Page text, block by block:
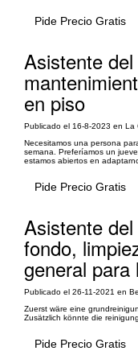
Pide Precio Gratis
Asistente
en piso
Publicado el 16-8-2023 en La
Necesitamos una persona
semana. Preferíamos un
estamos abiertos en
Pide Precio Gratis
Asistente
fondo,
general para
Publicado el 26-11-2021 en
Zuerst wäre eine
Zusätzlich könnte die
Pide Precio Gratis